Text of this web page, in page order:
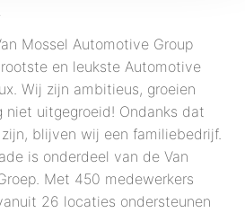
Mossel Automotive Group
en leukste Automotive
Wij zijn ambitieus, groeien
niet uitgegroeid! Ondanks dat
blijven wij een familiebedrijf.
is onderdeel van de Van
Met 450 medewerkers
26 locaties ondersteunen